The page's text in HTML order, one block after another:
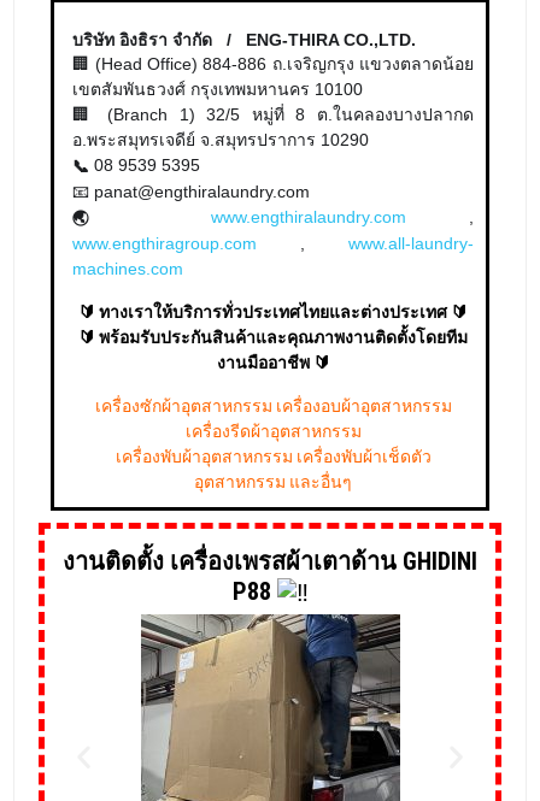
บริษัท อิงธิรา จำกัด / ENG-THIRA CO.,LTD.
🏢 (Head Office) 884-886 ถ.เจริญกรุง แขวงตลาดน้อย
เขตสัมพันธวงศ์ กรุงเทพมหานคร 10100
🏢 (Branch 1) 32/5 หมู่ที่ 8 ต.ในคลองบางปลากด
อ.พระสมุทรเจดีย์ จ.สมุทรปราการ 10290
📞 08 9539 5395
📧 panat@engthiralaundry.com
🌏 www.engthiralaundry.com ,
www.engthiragroup.com
www.all-laundry-
machines.com
🔰 ทางเราให้บริการทั่วประเทศไทยและต่างประเทศ 🔰
🔰 พร้อมรับประกันสินค้าและคุณภาพงานติดตั้งโดยทีม
งานมืออาชีพ 🔰
เครื่องซักผ้าอุตสาหกรรม เครื่องอบผ้าอุตสาหกรรม
เครื่องรีดผ้าอุตสาหกรรม
เครื่องพับผ้าอุตสาหกรรม เครื่องพับผ้าเช็ดตัว
อุตสาหกรรม และอื่นๆ
งานติดตั้ง เครื่องเพรสผ้าเตาด้าน GHIDINI
P88